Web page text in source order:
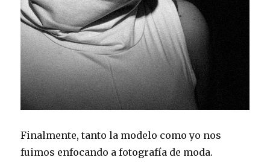
Finalmente, tanto la modelo como yo nos
fuimos enfocando a fotografía de moda.